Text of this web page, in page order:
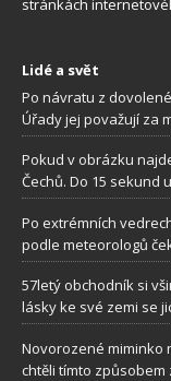
Lidé a svět
Po návratu z
Úřady jej považují za
Pokud v obrázku
Čechů. Do 15 sekund
Po extrémních
podle meteorologů
57letý obchodník si
lásky ke své zemi se
Novorozené miminko
chtěli tímto způsobem